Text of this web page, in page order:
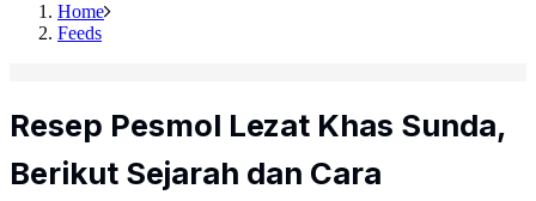
Home
Feeds
Resep Pesmol Lezat Khas Sunda,
Berikut Sejarah dan Cara